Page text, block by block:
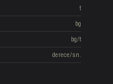
t
bg
bg/t
derece/sn.